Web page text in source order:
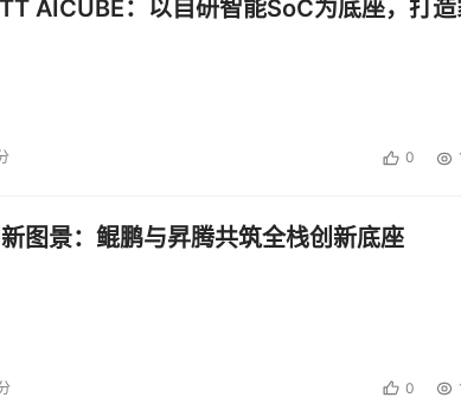
型推理的性能都相较上一代至强处理器有大幅提升
畅运行，再得益于至强本身在通用计算领域的竞争力
户。譬如在互联网行业中已经验证成熟的推广搜（广
正在蓬勃发展的智能客服、知识助理等大模型私有部
源池当中。
6500系列性能核也有望成为AI推理的优秀机头，搭
高并发的大语言模型推理任务。
势。在至强6700/6500系列性能核上，还比较容易获
性能核机型依旧可以轻松提供32条内存插槽，可以
AICUBE：以自研智能SoC为底座，打
0
图景：鲲鹏与昇腾共筑全栈创新底座
0